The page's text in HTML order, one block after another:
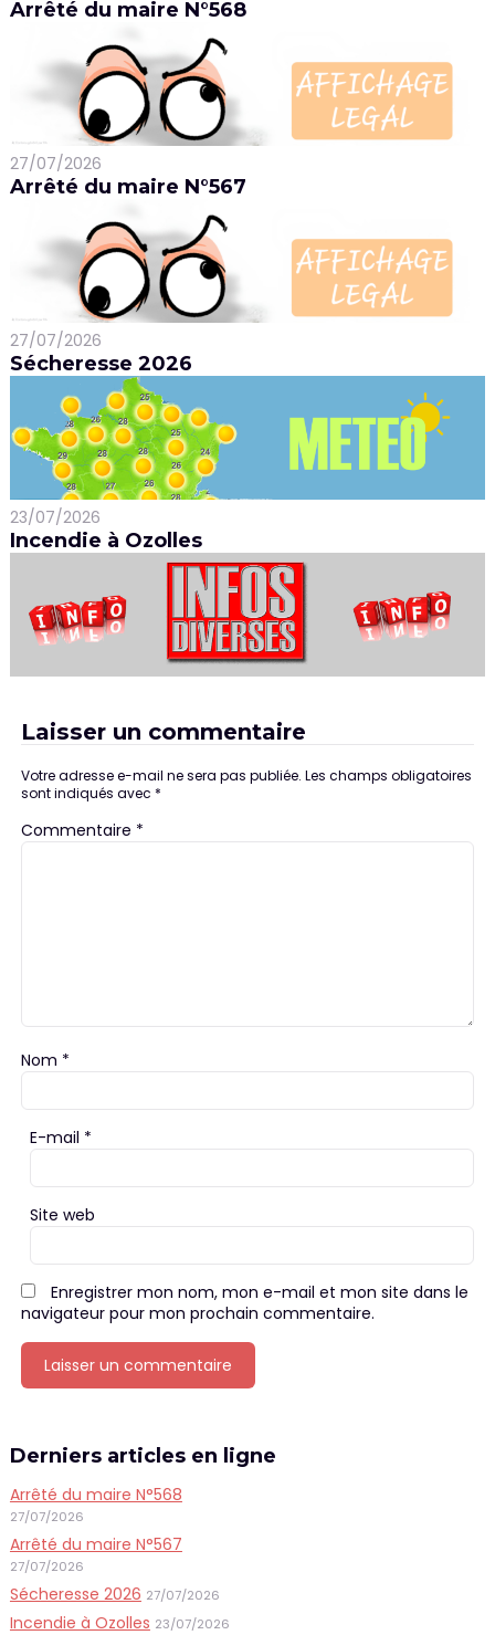
Arrêté du maire N°568
27/07/2026
Arrêté du maire N°567
27/07/2026
Sécheresse 2026
23/07/2026
Incendie à Ozolles
Laisser un commentaire
Votre adresse e-mail ne sera pas publiée. Les champs obligatoires
sont indiqués avec *
Commentaire *
Nom *
E-mail *
Site web
Enregistrer mon nom, mon e-mail et mon site dans le
navigateur pour mon prochain commentaire.
Derniers articles en ligne
Arrêté du maire N°568
27/07/2026
Arrêté du maire N°567
27/07/2026
Sécheresse 2026 27/07/2026
Incendie à Ozolles 23/07/2026